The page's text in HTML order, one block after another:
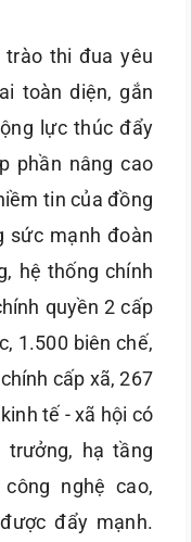
trào thi đua yêu
toàn diện, gắn
lực thúc đẩy
phần nâng cao
tin của đồng
sức mạnh đoàn
hệ thống chính
quyền 2 cấp
1.500 biên chế,
cấp xã, 267
tế - xã hội có
trưởng, hạ tầng
nghệ cao,
đẩy mạnh.